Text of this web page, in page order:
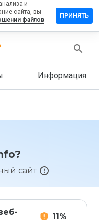
Информация
сайт
11%
и
сайта, вы
файлов
ПРИНЯТЬ